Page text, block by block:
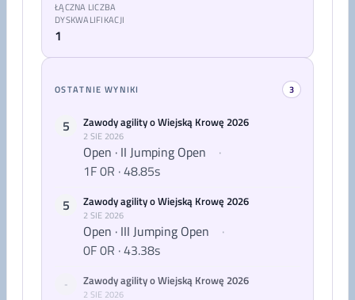
ŁĄCZNA LICZBA
DYSKWALIFIKACJI
1
OSTATNIE WYNIKI 3
5 Zawody agility o Wiejską Krowę 2026
2 SIE 2026
Open · II Jumping Open
·
1F 0R · 48.85s
5
Zawody agility o Wiejską Krowę 2026
2 SIE 2026
Open · III Jumping Open
·
0F 0R · 43.38s
- Zawody agility o Wiejską Krowę 2026
2 SIE 2026